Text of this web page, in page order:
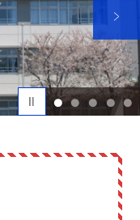
1 2 3 4 5